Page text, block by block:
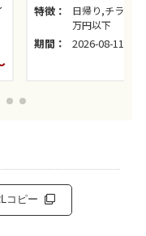
特徴：
日帰り,チラシ
万円以下
期間： 2026-08-11～
コピー